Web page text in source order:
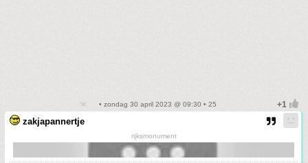
• zondag 30 april 2023 @ 09:30 • 25
zakjapannertje
rijksmonument